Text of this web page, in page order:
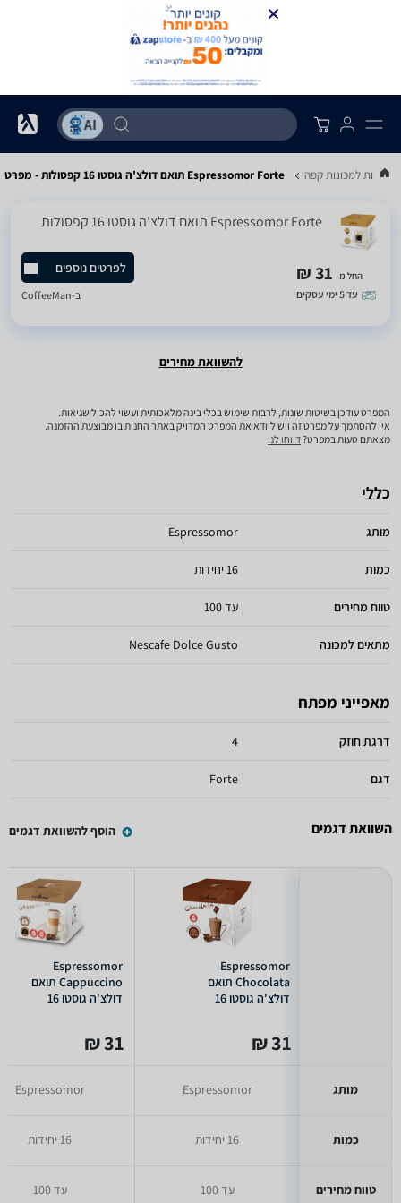
למכונות קפה Espressomor Forte תואם דולצ'ה גוסטו 16 קפסולות - מפרט
Espressomor Forte תואם דולצ'ה גוסטו 16 קפסולות
החל מ- 31 ₪
עד 5 ימי עסקים
לפרטים נוספים
ב-CoffeeMan
להשוואת מחירים
המפרט עודכן בשיטות שונות, לרבות שימוש בכלי בינה מלאכותית ועשוי להכיל שגיאות.
אין להסתמך על מפרט זה ויש לוודא את המפרט המדויק באתר החנות בו מבוצעת ההזמנה.
מצאתם טעות במפרט?דווחו לנו
כללי
מותג Espressomor
כמות 16 יחידות
טווח מחירים עד 100
מתאים למכונה Nescafe Dolce Gusto
מאפייני מפתח
דרגת חוזק 4
דגם Forte
השוואת דגמים הוסף להשוואת דגמים
מותג
כמות
טווח מחירים
Espressomor
Chocolata תואם
דולצ'ה גוסטו 16
31 ₪
Espressomor
16 יחידות
עד 100
Espressomor
Cappuccino תואם
דולצ'ה גוסטו 16
31 ₪
Espressomor
16 יחידות
עד 100